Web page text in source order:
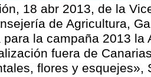
18 abr 2013, de la
de Agricultura,
para la campaña 2013 la
fuera de
flores y esquejes»,